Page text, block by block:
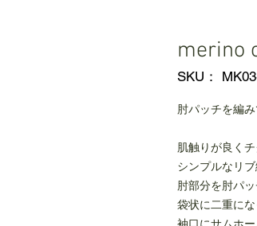
merino
SKU：
肘パッチを編
肌触りが良く
シンプルなリ
肘部分を肘パ
袋状に二重に